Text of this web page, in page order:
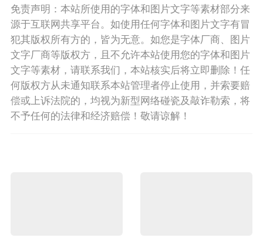
免责声明：本站所使用的字体和图片文字等素材部分来
源于互联网共享平台。如使用任何字体和图片文字有冒
犯其版权所有方的，皆为无意。如您是字体厂商、图片
文字厂商等版权方，且不允许本站使用您的字体和图片
文字等素材，请联系我们，本站核实后将立即删除！任
何版权方从未通知联系本站管理者停止使用，并索要赔
偿或上诉法院的，均视为新型网络碰瓷及敲诈勒索，将
不予任何的法律和经济赔偿！敬请谅解！